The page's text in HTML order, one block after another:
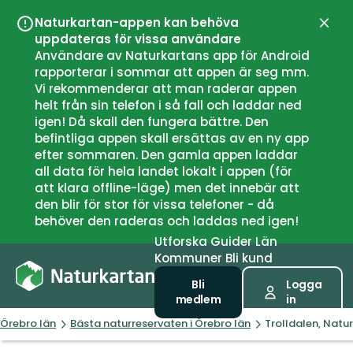
Naturkartan-appen kan behöva
uppdateras för vissa användare
Användare av Naturkartans app för Android
rapporterar i sommar att appen är seg mm.
Vi rekommenderar att man raderar appen
helt från sin telefon i så fall och laddar ned
igen! Då skall den fungera bättre. Den
befintliga appen skall ersättas av en ny app
efter sommaren. Den gamla appen laddar
all data för hela landet lokalt i appen (för
att klara offline-läge) men det innebär att
den blir för stor för vissa telefoner - då
behöver den raderas och laddas ned igen!
UtforskaGuiderLän
Kommuner Bli kund
Bli
medlem
Logga
in
Örebro län Bästa naturreservaten i Örebro län Trolldalen,